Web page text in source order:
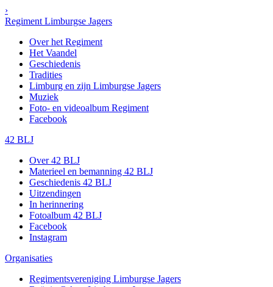
›
Regiment Limburgse Jagers
Over het Regiment
Het Vaandel
Geschiedenis
Tradities
Limburg en zijn Limburgse Jagers
Muziek
Foto- en videoalbum Regiment
Facebook
42 BLJ
Over 42 BLJ
Materieel en bemanning 42 BLJ
Geschiedenis 42 BLJ
Uitzendingen
In herinnering
Fotoalbum 42 BLJ
Facebook
Instagram
Organisaties
Regimentsvereniging Limburgse Jagers